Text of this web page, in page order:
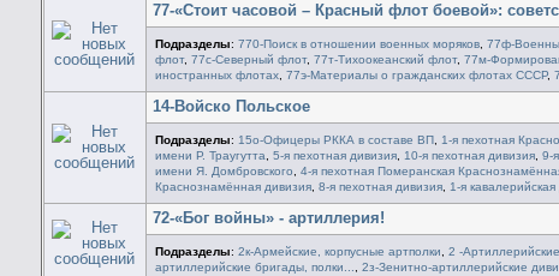
77-«Стоит часовой – Красный флот боевой»:
Подразделы: 770-Поиск в отношении военных моряков, 77ф-
флот, 77с-Северный флот, 77т-Тихоокеанский флот, 77м-
иностранных флотах, 77э-Материалы о гражданских флотах СССР,
14-Войско Польское
Подразделы: 15о-Офицеры РККА в составе ВП, 1-я пехотная
имени Р. Траугутта
5-я пехотная дивизия, 10-я пехотная дивизия, 9-
имени Я. Домбровского
4-я пехотная Померанская
Краснознамённая дивизия, 8-я пехотная дивизия, 1-я
72-«Бог войны» - артиллерия!
Подразделы: 2к-Армейские, корпусные артполки 2 -
артиллерийские бригады, полки...
2з-Зенитно-артиллерийские